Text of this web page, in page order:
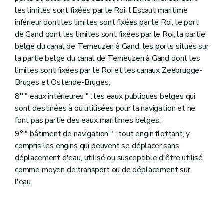
les limites sont fixées par le Roi, l'Escaut maritime
inférieur dont les limites sont fixées par le Roi, le port
de Gand dont les limites sont fixées par le Roi, la partie
belge du canal de Terneuzen à Gand, les ports situés sur
la partie belge du canal de Terneuzen à Gand dont les
limites sont fixées par le Roi et les canaux Zeebrugge-
Bruges et Ostende-Bruges;
8° " eaux intérieures " : les eaux publiques belges qui
sont destinées à ou utilisées pour la navigation et ne
font pas partie des eaux maritimes belges;
9° " bâtiment de navigation " : tout engin flottant, y
compris les engins qui peuvent se déplacer sans
déplacement d'eau, utilisé ou susceptible d'être utilisé
comme moyen de transport ou de déplacement sur
l'eau.